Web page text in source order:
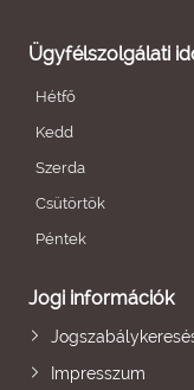
Ügyfélszolgálati
Hétfő
Kedd
Szerda
Csütörtök
Péntek
Jogi információk
Impresszum